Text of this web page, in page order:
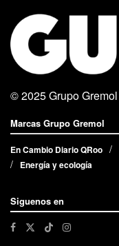
© 2025Grupo Gremol
Marcas Grupo Gremol
En Cambio Diario QRoo
Energía y ecología
Siguenos en